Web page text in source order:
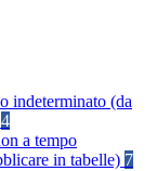
indeterminato (da
4
a tempo
in tabelle) 7